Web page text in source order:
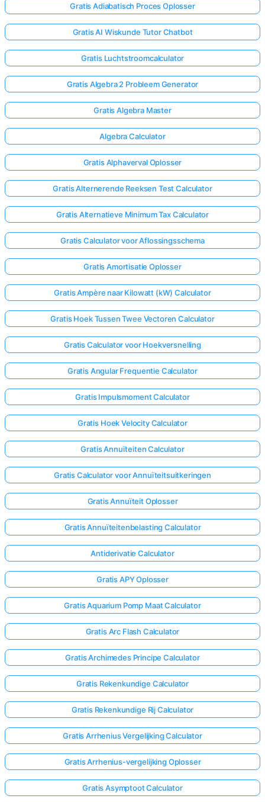
Gratis Adiabatisch Proces Oplosser
Gratis AI Wiskunde Tutor Chatbot
Gratis Luchtstroomcalculator
Gratis Algebra 2 Probleem Generator
Gratis Algebra Master
Algebra Calculator
Gratis Alphaverval Oplosser
Gratis Alternerende Reeksen Test Calculator
Gratis Alternatieve Minimum Tax Calculator
Gratis Calculator voor Aflossingsschema
Gratis Amortisatie Oplosser
Gratis Ampère naar Kilowatt (kW) Calculator
Gratis Hoek Tussen Twee Vectoren Calculator
Gratis Calculator voor Hoekversnelling
Gratis Angular Frequentie Calculator
Gratis Impulsmoment Calculator
Gratis Hoek Velocity Calculator
Gratis Annuïteiten Calculator
Gratis Calculator voor Annuïteitsuitkeringen
Gratis Annuïteit Oplosser
Gratis Annuïteitenbelasting Calculator
Antiderivatie Calculator
Gratis APY Oplosser
Gratis Aquarium Pomp Maat Calculator
Gratis Arc Flash Calculator
Gratis Archimedes Principe Calculator
Gratis Rekenkundige Calculator
Gratis Rekenkundige Rij Calculator
Gratis Arrhenius Vergelijking Calculator
Gratis Arrhenius-vergelijking Oplosser
Gratis Asymptoot Calculator